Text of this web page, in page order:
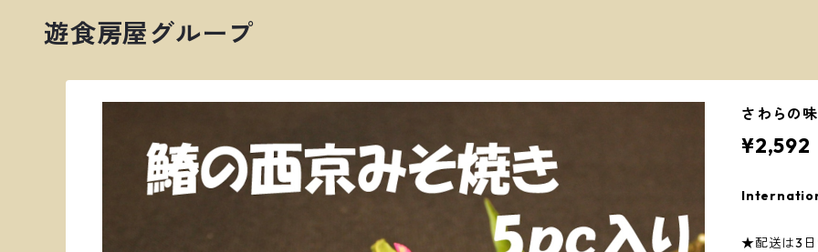
遊食房屋グループ
さわらの
¥2,592
★配送は3日